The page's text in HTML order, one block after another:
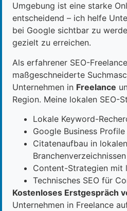
Umgebung ist eine starke
entscheidend – ich helfe
bei Google sichtbar zu
gezielt zu erreichen.
Als erfahrener SEO-
maßgeschneiderte
Unternehmen in Freelance
Region. Meine lokalen SEO-
Lokale Keyword-
Google Business
Citatenaufbau in lokalen
Branchenverzeichnissen
Content-Strategien mit
Technisches SEO für
Kostenloses Erstgespräch
Unternehmen in Freelance